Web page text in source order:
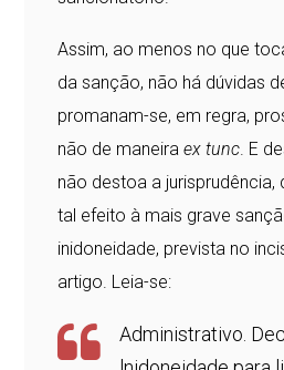
Assim, ao menos no que
da sanção, não há dúvidas
promanam-se, em regra,
não de maneiraex tunc. E
não destoa a
tal efeito à mais grave
inidoneidade, prevista no
artigo. Leia-se:
Administrativo.